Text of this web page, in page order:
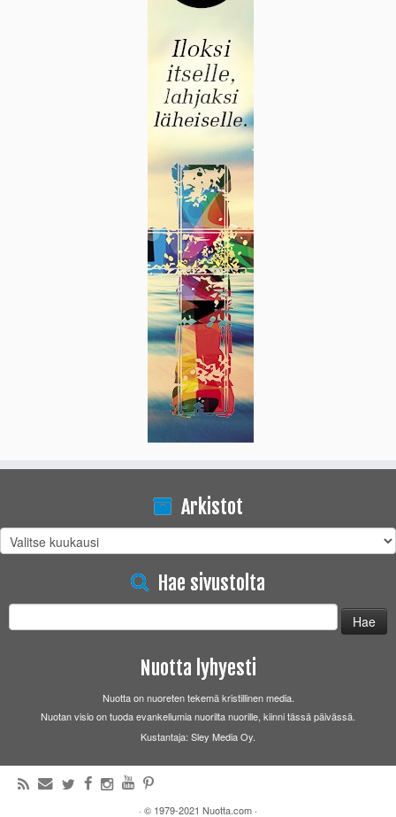
Arkistot
Arkistot
Hae sivustolta
Haku:
Nuotta lyhyesti
Nuotta on nuoreten tekemä kristillinen media.
Nuotan visio on tuoda evankeliumia nuorilta nuorille, kiinni tässä päivässä.
Kustantaja: Sley Media Oy.
· © 1979-2021 Nuotta.com ·